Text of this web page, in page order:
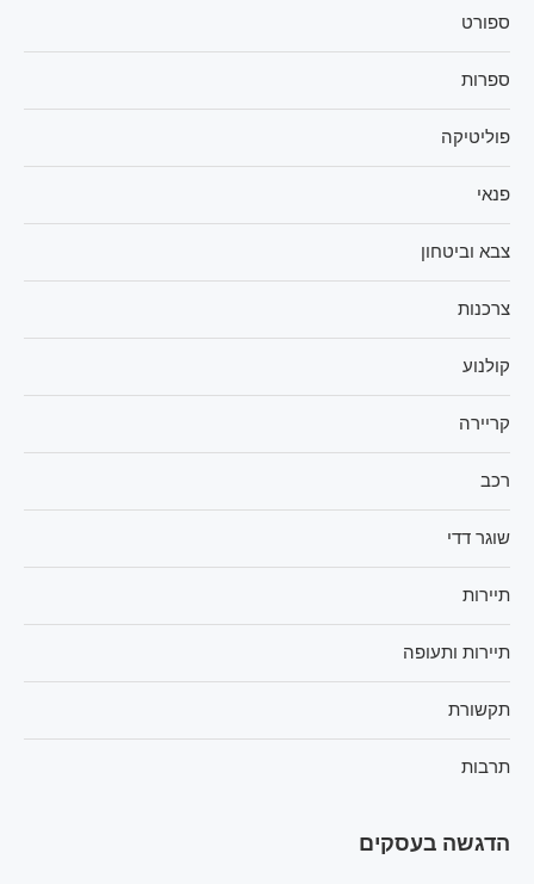
ספורט
ספרות
פוליטיקה
פנאי
צבא וביטחון
צרכנות
קולנוע
קריירה
רכב
שוגר דדי
תיירות
תיירות ותעופה
תקשורת
תרבות
הדגשה בעסקים